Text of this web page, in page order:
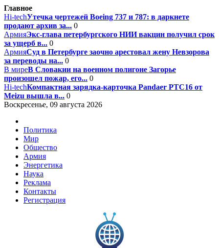
Главное
Hi-techУтечка чертежей Boeing 737 и 787: в даркнете
продают архив за... 0
АрмияЭкс-глава петербургского НИИ вакцин получил срок
за ущерб в... 0
АрмияСуд в Петербурге заочно арестовал жену Невзорова
за переводы на... 0
В миреВ Словакии на военном полигоне Загорье
произошел пожар, его... 0
Hi-techКомпактная зарядка-карточка Pandaer PTC16 от
Meizu вышла в... 0
Воскресенье, 09 августа 2026
Политика
Мир
Общество
Армия
Энергетика
Наука
Реклама
Контакты
Регистрация